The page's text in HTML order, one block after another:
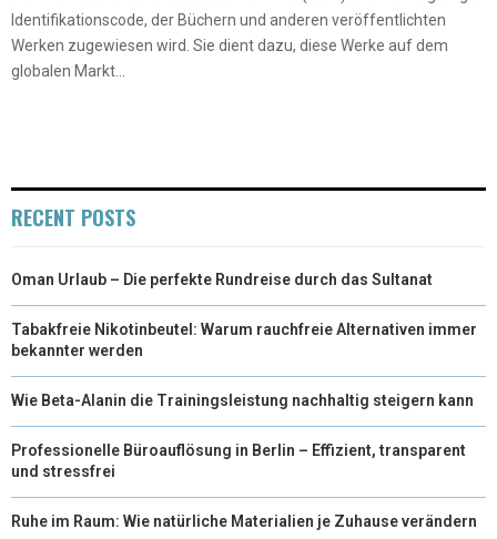
Identifikationscode, der Büchern und anderen veröffentlichten
Werken zugewiesen wird. Sie dient dazu, diese Werke auf dem
globalen Markt...
RECENT POSTS
Oman Urlaub – Die perfekte Rundreise durch das Sultanat
Tabakfreie Nikotinbeutel: Warum rauchfreie Alternativen immer
bekannter werden
Wie Beta-Alanin die Trainingsleistung nachhaltig steigern kann
Professionelle Büroauflösung in Berlin – Effizient, transparent
und stressfrei
Ruhe im Raum: Wie natürliche Materialien je Zuhause verändern